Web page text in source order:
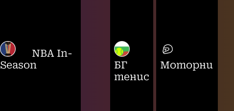
NBA In-
Season
БГ
тенис
Моторни